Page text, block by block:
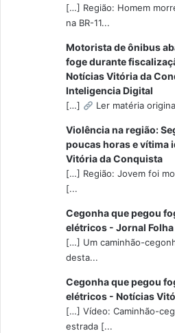
[…] Região: Homem
na BR-11...
Motorista de ônibus
foge durante
Notícias Vitória da
Inteligencia Digital
[…] Ler matéria
Violência na região:
poucas horas e vítima
Vitória da Conquista
[…] Região: Jovem foi
[...
Cegonha que pegou
elétricos - Jornal
[…] Um caminhão-
desta...
Cegonha que pegou
elétricos - Notícias
[…] Vídeo: Caminhão-
estrada [...